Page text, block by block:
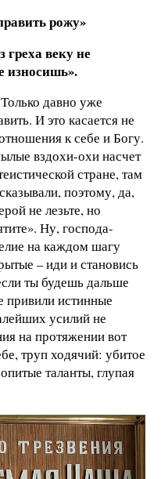
рожу»
греха веку не
износишь».
давно уже
И это касается не
к себе и Богу.
вздохи-охи насчет
стране, там
поэтому, да,
не лезьте, но
Ну, господа-
на каждом шагу
– иди и становись
ты будешь дальше
привили истинные
усилий не
на протяжении вот
труп ходячий: убитое
таланты, глупая